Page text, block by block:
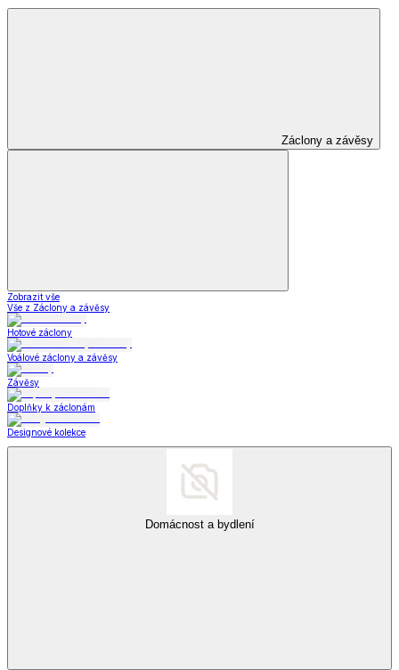
Záclony a závěsy
Zobrazit vše
Vše z Záclony a závěsy
Hotové záclony
Voálové záclony a závěsy
Závěsy
Doplňky k záclonám
Designové kolekce
Domácnost a bydlení